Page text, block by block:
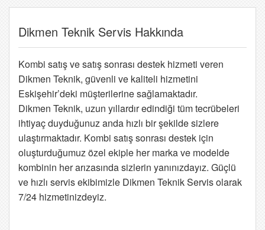
Dikmen Teknik Servis Hakkında
Kombi satış ve satış sonrası destek hizmeti veren
Dikmen Teknik, güvenli ve kaliteli hizmetini
Eskişehir’deki müşterilerine sağlamaktadır.
Dikmen Teknik, uzun yıllardır edindiği tüm tecrübeleri
ihtiyaç duyduğunuz anda hızlı bir şekilde sizlere
ulaştırmaktadır. Kombi satış sonrası destek için
oluşturduğumuz özel ekiple her marka ve modelde
kombinin her arızasında sizlerin yanınızdayız. Güçlü
ve hızlı servis ekibimizle Dikmen Teknik Servis olarak
7/24 hizmetinizdeyiz.